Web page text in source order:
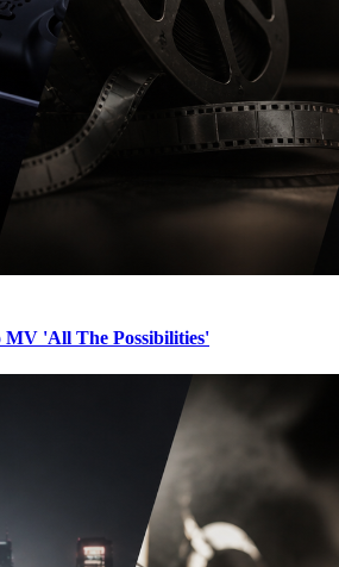
MV 'All The Possibilities'